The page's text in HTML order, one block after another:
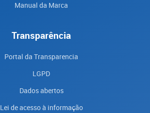
Manual da Marca
Transparência
Portal da Transparencia
LGPD
Dados abertos
Lei de acesso à informação